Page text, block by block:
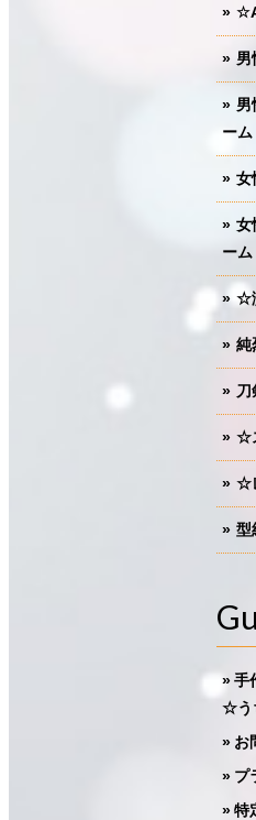
男
男
ーム
女
女
ーム
☆
純
刀
☆
☆
型
手
☆う
お
プ
特